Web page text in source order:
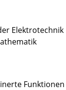
Elektrotechnik
Funktionen